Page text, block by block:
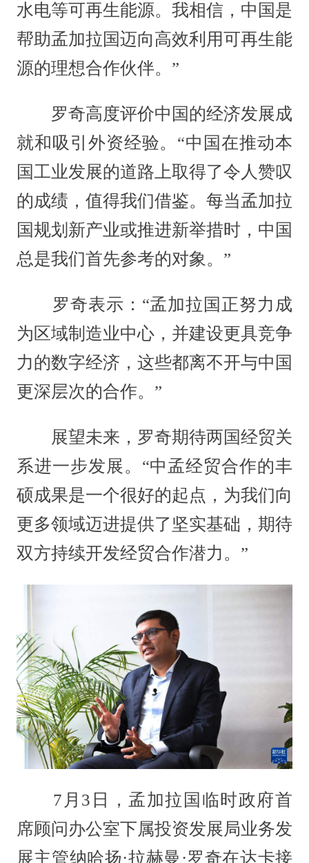
水电等可再生能源。我相信，中国是
帮助孟加拉国迈向高效利用可再生能
源的理想合作伙伴。”
罗奇高度评价中国的经济发展成
就和吸引外资经验。“中国在推动本
国工业发展的道路上取得了令人赞叹
的成绩，值得我们借鉴。每当孟加拉
国规划新产业或推进新举措时，中国
总是我们首先参考的对象。”
罗奇表示：“孟加拉国正努力成
为区域制造业中心，并建设更具竞争
力的数字经济，这些都离不开与中国
更深层次的合作。”
展望未来，罗奇期待两国经贸关
系进一步发展。“中孟经贸合作的丰
硕成果是一个很好的起点，为我们向
更多领域迈进提供了坚实基础，期待
双方持续开发经贸合作潜力。”
7月3日，孟加拉国临时政府首
席顾问办公室下属投资发展局业务发
展主管纳哈扬·拉赫曼·罗奇在达卡接